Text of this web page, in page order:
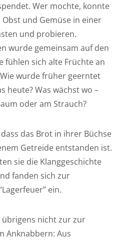
Wer mochte, konnte
und Gemüse in einer
und probieren.
wurde gemeinsam auf den
fühlen sich alte Früchte an
wurde früher geerntet
heute? Was wächst wo –
oder am Strauch?
das Brot in ihrer Büchse
Getreide entstanden ist.
sie die Klanggeschichte
fanden sich zur
ein.
übrigens nicht zur zur
Anknabbern: Aus